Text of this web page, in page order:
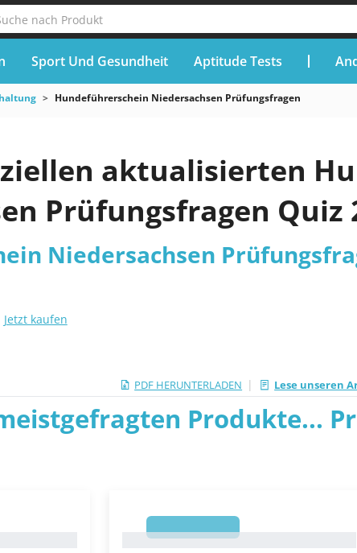
nach Produkt
Sport Und Gesundheit Aptitude Tests
Hundeführerschein Niedersachsen Prüfungsfragen
aktualisierten
Prüfungsfragen Quiz
Niedersachsen
Jetzt kaufen
PDF HERUNTERLADEN | Lese unseren
Produkte...